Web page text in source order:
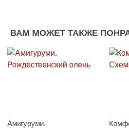
ВАМ МОЖЕТ ТАКЖЕ
Амигуруми.